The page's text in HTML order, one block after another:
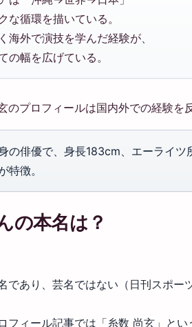
な循環を描いている。
海外で演技を学んだ経験が、
の幅を広げている。
のプロフィールは国内外での経験を
の俳優で、身長183cm、エーライツ
特徴。
の本名は？
であり、芸名ではない（日刊スポー
フィール記事では「糸数 尚玄」と